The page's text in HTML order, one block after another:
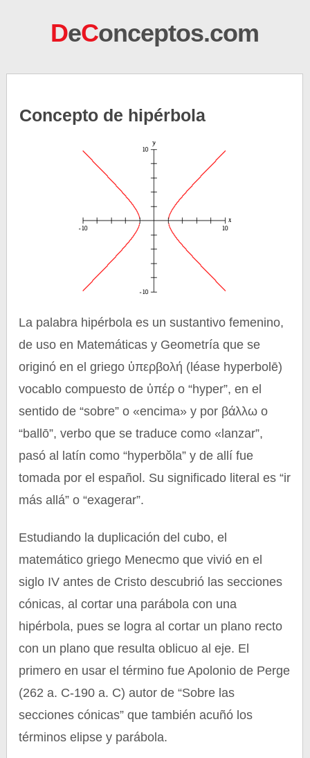
DeConceptos.com
Concepto de hipérbola
La palabra hipérbola es un sustantivo femenino,
de uso en Matemáticas y Geometría que se
originó en el griego ὑπερβολή (léase hyperbolē)
vocablo compuesto de ὐπέρ o “hyper”, en el
sentido de “sobre” o «encima» y por βάλλω o
“ballō”, verbo que se traduce como «lanzar”,
pasó al latín como “hyperbŏla” y de allí fue
tomada por el español. Su significado literal es “ir
más allá” o “exagerar”.
Estudiando la duplicación del cubo, el
matemático griego Menecmo que vivió en el
siglo IV antes de Cristo descubrió las secciones
cónicas, al cortar una parábola con una
hipérbola, pues se logra al cortar un plano recto
con un plano que resulta oblicuo al eje. El
primero en usar el término fue Apolonio de Perge
(262 a. C-190 a. C) autor de “Sobre las
secciones cónicas” que también acuñó los
términos elipse y parábola.